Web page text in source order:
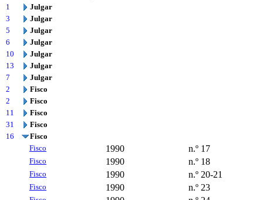
1
Julgar
3
Julgar
5
Julgar
6
Julgar
10
Julgar
13
Julgar
7
Julgar
2
Fisco
2
Fisco
11
Fisco
31
Fisco
16
Fisco
Fisco
1990 n.º 17
Fisco 1990 n.º 18
Fisco 1990 n.º 20-21
Fisco 1990 n.º 23